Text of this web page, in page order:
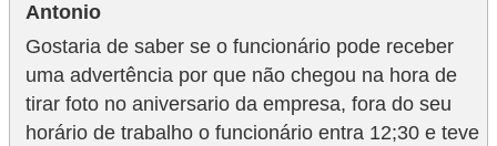
Antonio
Gostaria de saber se o funcionário pode receber
uma advertência por que não chegou na hora de
tirar foto no aniversario da empresa, fora do seu
horário de trabalho o funcionário entra 12;30 e teve